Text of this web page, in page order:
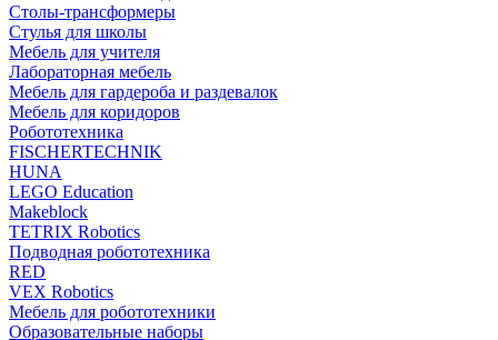
Столы-трансформеры
Стулья для школы
Мебель для учителя
Лабораторная мебель
Мебель для гардероба и раздевалок
Мебель для коридоров
Робототехника
FISCHERTECHNIK
HUNA
LEGO Education
Makeblock
TETRIX Robotics
Подводная робототехника
RED
VEX Robotics
Мебель для робототехники
Образовательные наборы